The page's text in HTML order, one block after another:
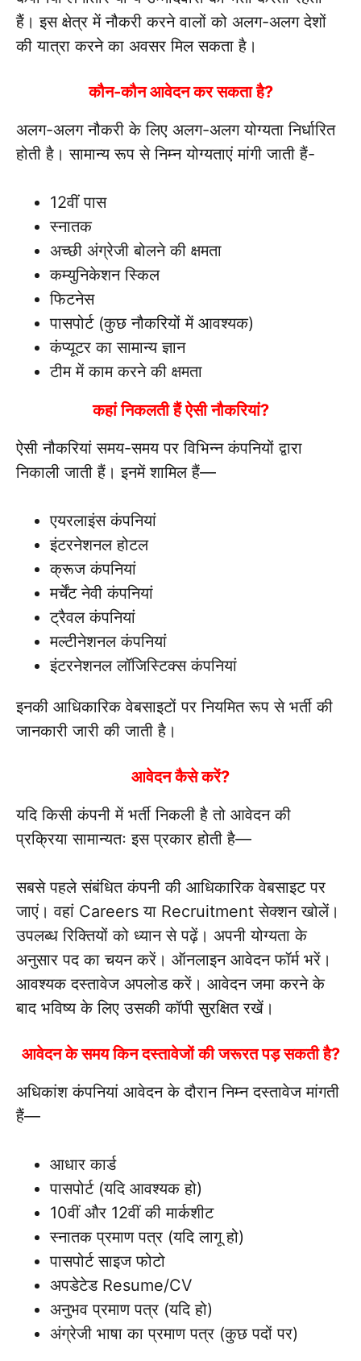
हैं। इस क्षेत्र में नौकरी करने वालों को अलग-अलग देशों
की यात्रा करने का अवसर मिल सकता है।
कौन-कौन आवेदन कर सकता है?
अलग-अलग नौकरी के लिए अलग-अलग योग्यता निर्धारित
होती है। सामान्य रूप से निम्न योग्यताएं मांगी जाती हैं-
12वीं पास
स्नातक
अच्छी अंग्रेजी बोलने की क्षमता
कम्युनिकेशन स्किल
फिटनेस
पासपोर्ट (कुछ नौकरियों में आवश्यक)
कंप्यूटर का सामान्य ज्ञान
टीम में काम करने की क्षमता
कहां निकलती हैं ऐसी नौकरियां?
ऐसी नौकरियां समय-समय पर विभिन्न कंपनियों द्वारा
निकाली जाती हैं। इनमें शामिल हैं—
एयरलाइंस कंपनियां
इंटरनेशनल होटल
क्रूज कंपनियां
मर्चेंट नेवी कंपनियां
ट्रैवल कंपनियां
मल्टीनेशनल कंपनियां
इंटरनेशनल लॉजिस्टिक्स कंपनियां
इनकी आधिकारिक वेबसाइटों पर नियमित रूप से भर्ती की
जानकारी जारी की जाती है।
आवेदन कैसे करें?
यदि किसी कंपनी में भर्ती निकली है तो आवेदन की
प्रक्रिया सामान्यतः इस प्रकार होती है—
सबसे पहले संबंधित कंपनी की आधिकारिक वेबसाइट पर
जाएं। वहां Careers या Recruitment सेक्शन खोलें।
उपलब्ध रिक्तियों को ध्यान से पढ़ें। अपनी योग्यता के
अनुसार पद का चयन करें। ऑनलाइन आवेदन फॉर्म भरें।
आवश्यक दस्तावेज अपलोड करें। आवेदन जमा करने के
बाद भविष्य के लिए उसकी कॉपी सुरक्षित रखें।
आवेदन के समय किन दस्तावेजों की जरूरत पड़ सकती है?
अधिकांश कंपनियां आवेदन के दौरान निम्न दस्तावेज मांगती
हैं—
आधार कार्ड
पासपोर्ट (यदि आवश्यक हो)
10वीं और 12वीं की मार्कशीट
स्नातक प्रमाण पत्र (यदि लागू हो)
पासपोर्ट साइज फोटो
अपडेटेड Resume/CV
अनुभव प्रमाण पत्र (यदि हो)
अंग्रेजी भाषा का प्रमाण पत्र (कुछ पदों पर)